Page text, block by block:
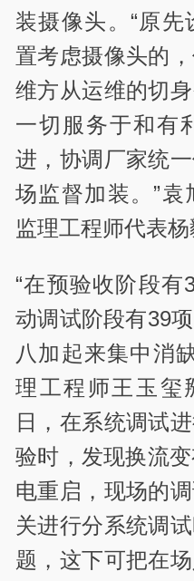
装摄像头。“原
置考虑摄像头的
维方从运维的切
一切服务于和有
进，协调厂家统
场监督加装。”
监理工程师代表杨
“在预验收阶段有
动调试阶段有39
八加起来集中消
理工程师王玉玺
日，在系统调试
验时，发现换流
电重启，现场的
关进行分系统调
题，这下可把在